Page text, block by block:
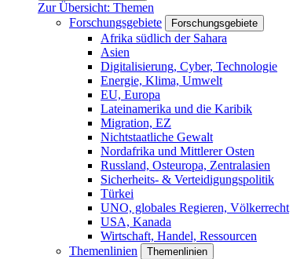
Zur Übersicht: Themen
Forschungsgebiete
Forschungsgebiete
Afrika südlich der Sahara
Asien
Digitalisierung, Cyber, Technologie
Energie, Klima, Umwelt
EU, Europa
Lateinamerika und die Karibik
Migration, EZ
Nichtstaatliche Gewalt
Nordafrika und Mittlerer Osten
Russland, Osteuropa, Zentralasien
Sicherheits- & Verteidigungspolitik
Türkei
UNO, globales Regieren, Völkerrecht
USA, Kanada
Wirtschaft, Handel, Ressourcen
Themenlinien
Themenlinien